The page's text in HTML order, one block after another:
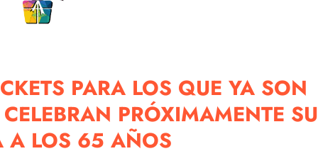
PARA LOS QUE YA SON
PRÓXIMAMENTE SU
A LOS 65 AÑOS